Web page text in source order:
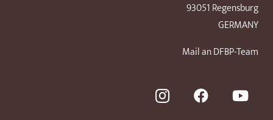
93051 Regensburg
GERMANY
Mail an DFBP-Team